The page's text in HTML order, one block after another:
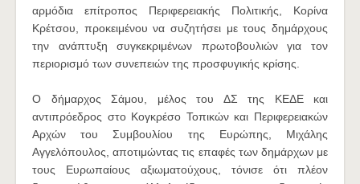
αρμόδια επίτροπος Περιφερειακής Πολιτικής, Κορίνα
Κρέτσου, προκειμένου να συζητήσει με τους δημάρχους
την ανάπτυξη συγκεκριμένων πρωτοβουλιών για τον
περιορισμό των συνεπειών της προσφυγικής κρίσης.
Ο δήμαρχος Σάμου, μέλος του ΔΣ της ΚΕΔΕ και
αντιπρόεδρος στο Κογκρέσο Τοπικών και Περιφερειακών
Αρχών του Συμβουλίου της Ευρώπης, Μιχάλης
Αγγελόπουλος, αποτιμώντας τις επαφές των δημάρχων με
τους Ευρωπαίους αξιωματούχους, τόνισε ότι πλέον